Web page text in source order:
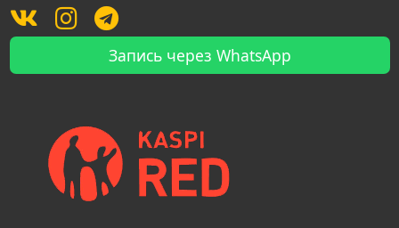
Запись через WhatsApp